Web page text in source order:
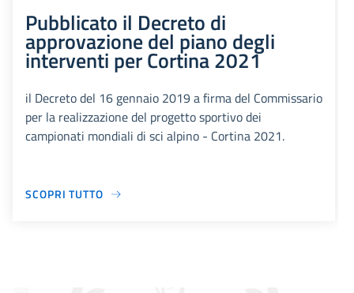
Pubblicato il Decreto di
approvazione del piano degli
interventi per Cortina 2021
il Decreto del 16 gennaio 2019 a firma del Commissario
per la realizzazione del progetto sportivo dei
campionati mondiali di sci alpino - Cortina 2021.
SCOPRI TUTTO